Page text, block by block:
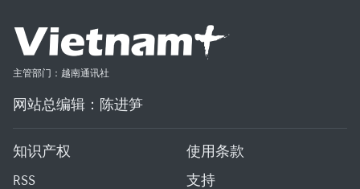
主管部门：越南通讯社
网站总编辑：陈进笋
知识产权
使用条款
RSS
支持